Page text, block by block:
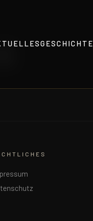
GESCHICHTE